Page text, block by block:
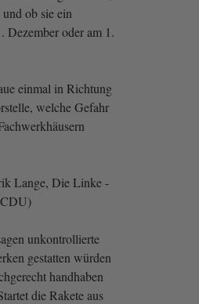
ob sie ein
Dezember oder am 1.
einmal in Richtung
welche Gefahr
Lange, Die Linke -
unkontrollierte
gestatten würden
handhaben
die Rakete aus